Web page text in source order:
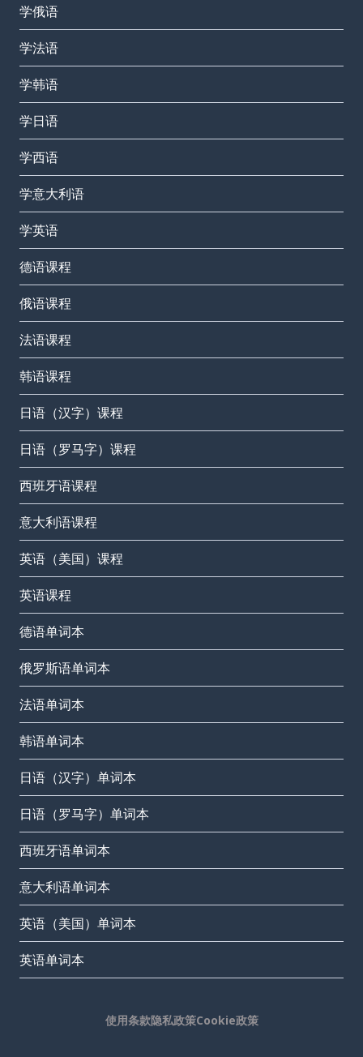
学俄语
学法语
学韩语
学日语
学西语
学意大利语
学英语
德语课程
俄语课程
法语课程
韩语课程
日语（汉字）课程
日语（罗马字）课程
西班牙语课程
意大利语课程
英语（美国）课程
英语课程
德语单词本
俄罗斯语单词本
法语单词本
韩语单词本
日语（汉字）单词本
日语（罗马字）单词本
西班牙语单词本
意大利语单词本
英语（美国）单词本
英语单词本
使用条款隐私政策Cookie政策